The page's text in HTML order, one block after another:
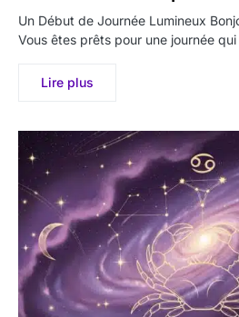
Un Début de Journée Lumineux
Vous êtes prêts pour une journée
Lire plus